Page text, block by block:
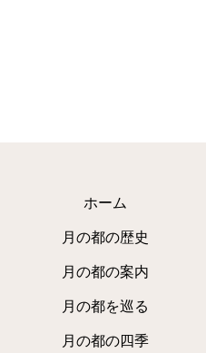
ホーム
月の都の歴史
月の都の案内
月の都を巡る
月の都の四季